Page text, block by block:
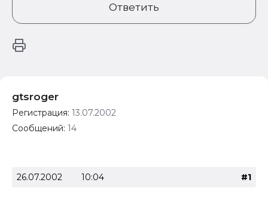
Ответить
gtsroger
Регистрация: 13.07.2002
Сообщений: 14
26.07.2002 10:04 #1